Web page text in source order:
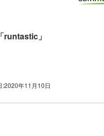
」
:2020年11月10日